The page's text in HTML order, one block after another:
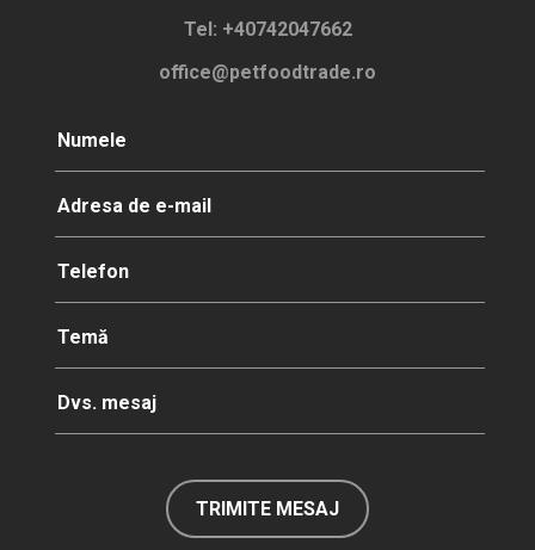
Tel: +40742047662
office@petfoodtrade.ro
TRIMITE MESAJ